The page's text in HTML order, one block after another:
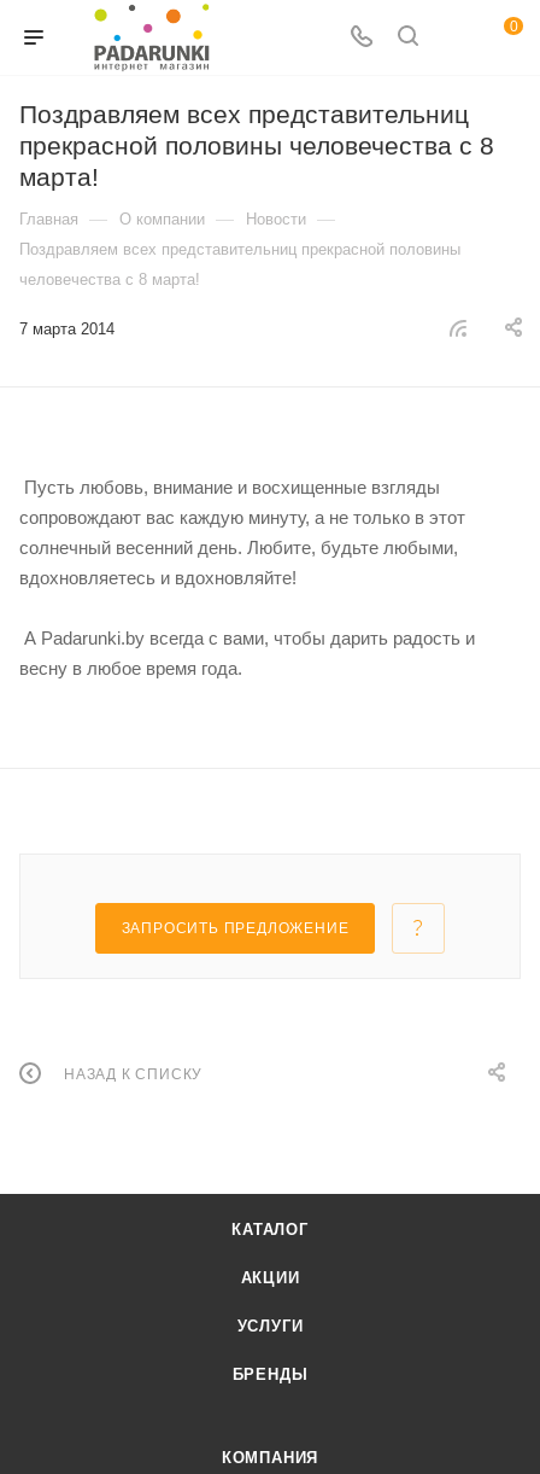
0
Поздравляем всех представительниц
прекрасной половины человечества с 8
марта!
Главная — О компании — Новости —
Поздравляем всех представительниц прекрасной половины
человечества с 8 марта!
7 марта 2014
Пусть любовь, внимание и восхищенные взгляды
сопровождают вас каждую минуту, а не только в этот
солнечный весенний день. Любите, будьте любыми,
вдохновляетесь и вдохновляйте!
А Padarunki.by всегда с вами, чтобы дарить радость и
весну в любое время года.
ЗАПРОСИТЬ ПРЕДЛОЖЕНИЕ
НАЗАД К СПИСКУ
КАТАЛОГ
АКЦИИ
УСЛУГИ
БРЕНДЫ
КОМПАНИЯ